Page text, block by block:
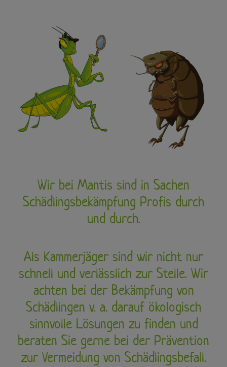
Wir bei Mantis sind in Sachen
Schädlingsbekämpfung Profis durch
und durch.
Als Kammerjäger sind wir nicht nur
schnell und verlässlich zur Stelle. Wir
achten bei der Bekämpfung von
Schädlingen v. a. darauf ökologisch
sinnvolle Lösungen zu finden und
beraten Sie gerne bei der Prävention
zur Vermeidung von Schädlingsbefall.